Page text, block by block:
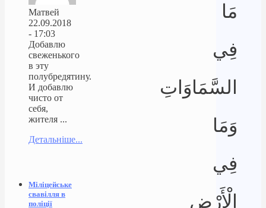
مَا
فِي
السَّمَاوَاتِ
وَمَا
فِي
الْأَرْضِ
Матвей
22.09.2018
- 17:03
Добавлю
свеженького
в эту
полубредятину.
И добавлю
чисто от
себя,
жителя ...
Детальніше...
Міліцейське
свавілля в
поліції